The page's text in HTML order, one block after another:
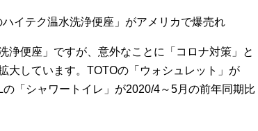
イテク温水洗浄便座」がアメリカで爆売れ
浄便座」ですが、意外なことに「コロナ対策」と
大しています。TOTOの「ウォシュレット」が
「シャワートイレ」が2020/4～5月の前年同期比